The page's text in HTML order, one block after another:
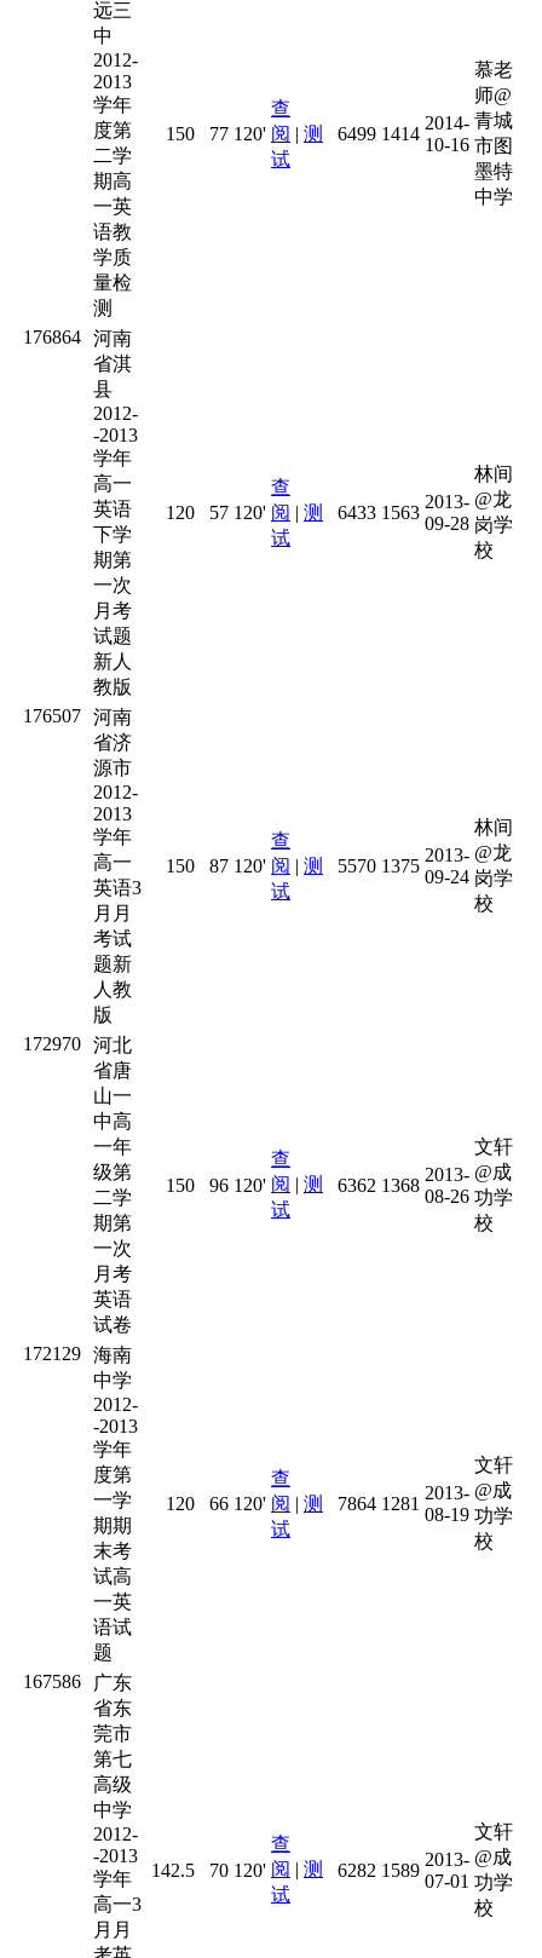
远三
中
2012-
2013
学年
度第
二学
期高
一英
语教
学质
量检
测
150 77 120'
查
阅 | 测
试
6499 1414
2014-
10-16
慕老
师@
青城
市图
墨特
中学
176864 河南
省淇
县
2012-
-2013
学年
高一
英语
下学
期第
一次
月考
试题
新人
教版
120 57 120'
查
阅 | 测
试
6433 1563
2013-
09-28
林间
@龙
岗学
校
176507 河南
省济
源市
2012-
2013
学年
高一
英语3
月月
考试
题新
人教
版
150 87 120'
查
阅 | 测
试
5570 1375
2013-
09-24
林间
@龙
岗学
校
172970 河北
省唐
山一
中高
一年
级第
二学
期第
一次
月考
英语
试卷
150 96 120'
查
阅 | 测
试
6362 1368
2013-
08-26
文轩
@成
功学
校
172129 海南
中学
2012-
-2013
学年
度第
一学
期期
末考
试高
一英
语试
题
120 66 120'
查
阅 | 测
试
7864 1281
2013-
08-19
文轩
@成
功学
校
167586
广东
省东
莞市
第七
高级
中学
2012-
-2013
学年
高一3
月月
142.5 70 120'
查
阅 | 测
试
6282 1589
2013-
07-01
文轩
@成
功学
校